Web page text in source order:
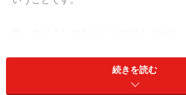
この数年に関していえば、2007年から
続きを読む